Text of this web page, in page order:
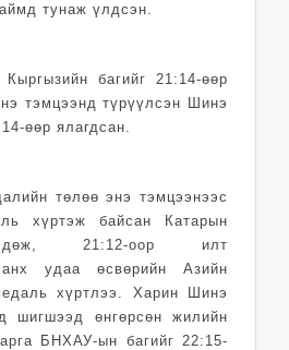
тунаж үлдсэн.
багийг 21:14-өөр
тэмцээнд түрүүлсэн Шинэ
өөр ялагдсан.
төлөө энэ тэмцээнээс
хүртэж байсан Катарын
21:12-оор илт
анх удаа өсвөрийн Азийн
хүртлээ. Харин Шинэ
шигшээд өнгөрсөн жилийн
БНХАУ-ын багийг 22:15-